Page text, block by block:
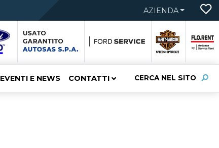
AZIENDA
CERCA NEL SITO
EVENTI E NEWS CONTATTI